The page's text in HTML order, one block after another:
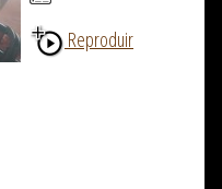
Reproduir